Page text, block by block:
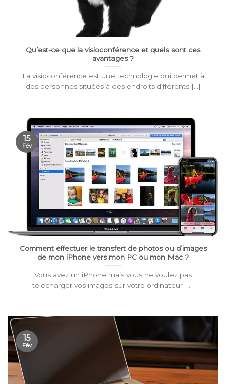
Qu’est-ce que la visioconférence et quels sont ces
avantages ?
La visioconférence est une technologie qui permet à
des personnes situées à des endroits différents [...]
Comment effectuer le transfert de photos ou d’images
de mon iPhone vers mon PC ou mon Mac ?
Vous avez un iPhone mais vous ne voulez pas
télécharger vos images sur votre ordinateur [...]
15
Fév
15
Fév